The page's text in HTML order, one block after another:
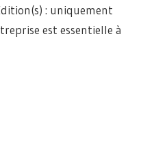
: uniquement
est essentielle à